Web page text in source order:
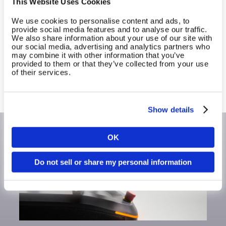
We use cookies to personalise content and ads, to
provide social media features and to analyse our traffic.
We also share information about your use of our site with
our social media, advertising and analytics partners who
may combine it with other information that you’ve
provided to them or that they’ve collected from your use
of their services.
Show details
OK
Do not sell or share my personal information
Erfahre, wie du mit dem EGYM Ökosystem dein
Business stärker, Abläufe effizienter und
Wachstum messbar machen kannst.
Mehr Informationen anfordern
Sprache